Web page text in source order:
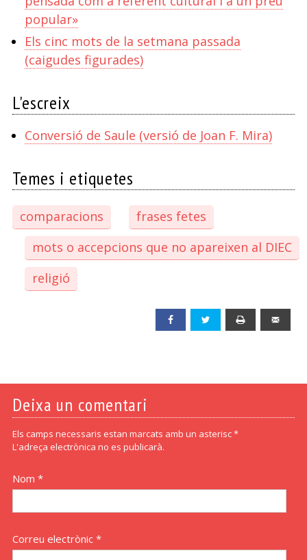
popular»
Els cinc mots de la setmana passada
(caigudes figurades)
L'escreix
Conversió de Saule (versió de Joan F. Mira)
Temes i etiquetes
comparacions
frases fetes
mots o accepcions que no apareixen al DIEC
religió
Facebook Twitter
Deixa un comentari
Els camps necessaris estan marcats amb un asterisc *
L'adreça electrònica no es publicarà.
Nom *
Correu electrònic *